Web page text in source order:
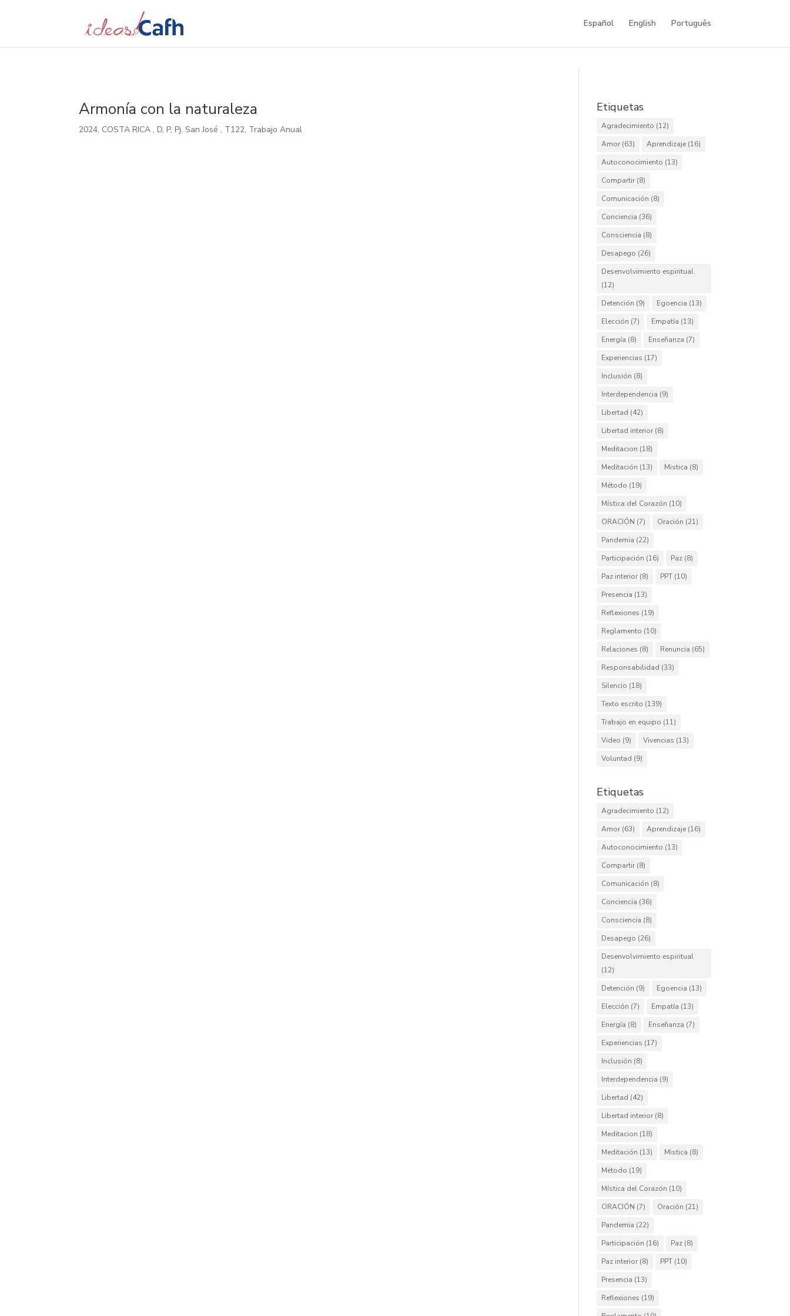
Español English Português
Armonía con la naturaleza
2024, COSTA RICA ,D,P,Pj,San José , T122, Trabajo Anual
Etiquetas
Agradecimiento (12)
Amor (63) Aprendizaje (16)
Autoconocimiento (13)
Compartir (8)
Comunicación (8)
Conciencia (36)
Consciencia (8)
Desapego (26)
Desenvolvimiento espiritual
(12)
Detención (9) Egoencia (13)
Elección (7) Empatía (13)
Energía (8) Enseñanza (7)
Experiencias (17)
Inclusión (8)
Interdependencia (9)
Libertad (42)
Libertad interior (8)
Meditacion (18)
Meditación (13) Mistica (8)
Método (19)
Mística del Corazón (10)
ORACIÓN (7) Oración (21)
Pandemia (22)
Participación (16) Paz (8)
Paz interior (8) PPT (10)
Presencia (13)
Reflexiones (19)
Reglamento (10)
Relaciones (8) Renuncia (65)
Responsabilidad (33)
Silencio (18)
Texto escrito (139)
Trabajo en equipo (11)
Video (9) Vivencias (13)
Voluntad (9)
Etiquetas
Agradecimiento (12)
Amor (63) Aprendizaje (16)
Autoconocimiento (13)
Compartir (8)
Comunicación (8)
Conciencia (36)
Consciencia (8)
Desapego (26)
Desenvolvimiento espiritual
(12)
Detención (9) Egoencia (13)
Elección (7) Empatía (13)
Energía (8) Enseñanza (7)
Experiencias (17)
Inclusión (8)
Interdependencia (9)
Libertad (42)
Libertad interior (8)
Meditacion (18)
Meditación (13) Mistica (8)
Método (19)
Mística del Corazón (10)
ORACIÓN (7) Oración (21)
Pandemia (22)
Participación (16) Paz (8)
Paz interior (8) PPT (10)
Presencia (13)
Reflexiones (19)